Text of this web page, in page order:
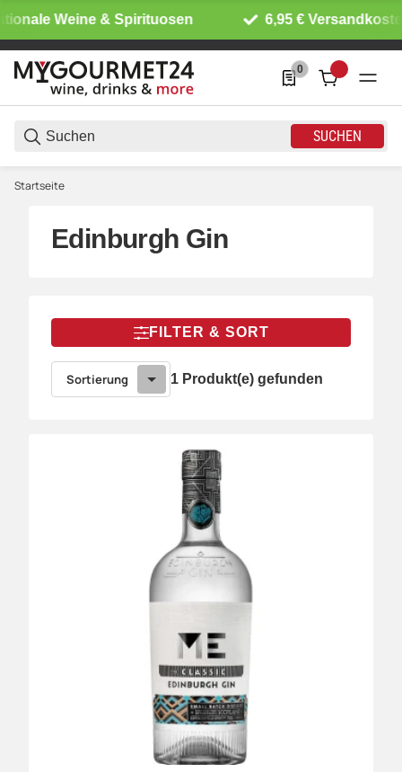
Weine & Spirituosen 6,95 €
SUCHEN
0
0 Produkte in der
Startseite
Edinburgh Gin
FILTER & SORT
Sortierung 1 Produkt(e) gefunden